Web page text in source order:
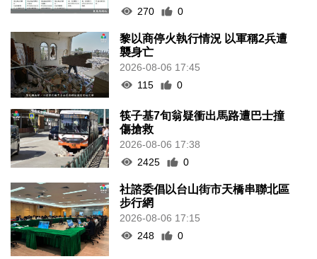
270
0
黎以商停火執行情況 以軍稱2兵遭
襲身亡
2026-08-06 17:45
115
0
筷子基7旬翁疑衝出馬路遭巴士撞
傷搶救
2026-08-06 17:38
2425
0
社諮委倡以台山街市天橋串聯北區
步行網
2026-08-06 17:15
248
0